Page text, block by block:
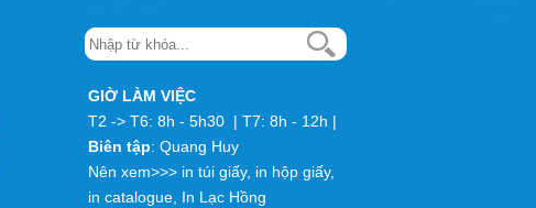
GIỜ LÀM VIỆC
T2 -> T6: 8h - 5h30 | T7: 8h - 12h |
Biên tập: Quang Huy
Nên xem>>> in túi giấy, in hộp giấy,
in catalogue, In Lạc Hồng